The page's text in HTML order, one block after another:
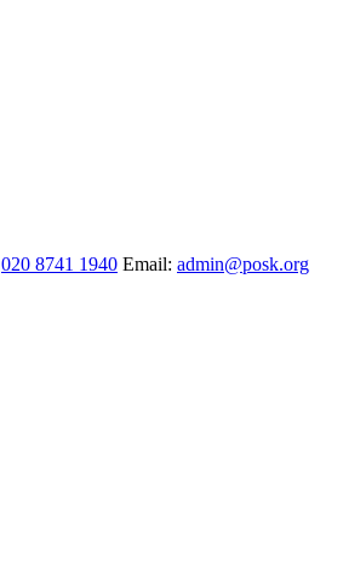
020 8741 1940 Email: admin@posk.org